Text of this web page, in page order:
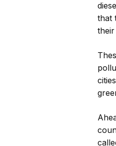
that
their